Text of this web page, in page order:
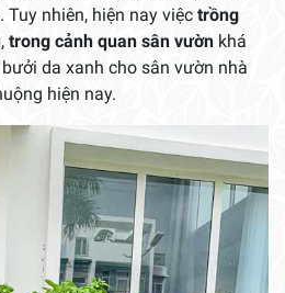
nhiên, hiện nay việc trồng
, trong cảnh quan sân vườn khá
da xanh cho sân vườn nhà
hiện nay.